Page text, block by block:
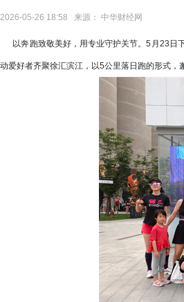
2026-05-26 18:58 来源： 中华财经网
以奔跑致敬美好，用专业守护关节。5月23日
动爱好者齐聚徐汇滨江，以5公里落日跑的形式